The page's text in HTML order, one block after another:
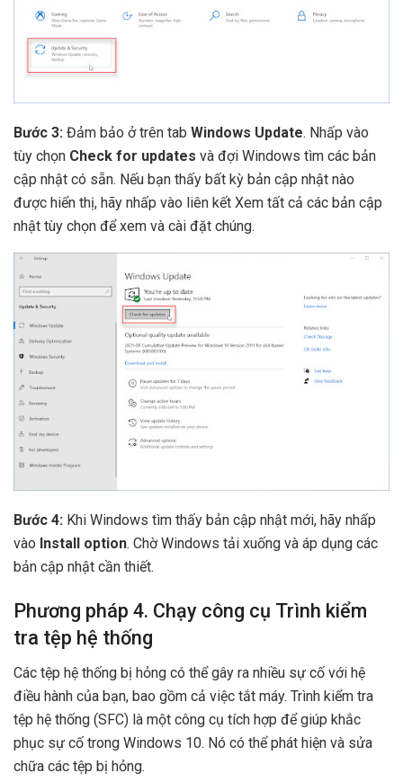
Bước 3: Đảm bảo ở trên tab Windows Update. Nhấp vào
tùy chọn Check for updates và đợi Windows tìm các bản
cập nhật có sẵn. Nếu bạn thấy bất kỳ bản cập nhật nào
được hiển thị, hãy nhấp vào liên kết Xem tất cả các bản cập
nhật tùy chọn để xem và cài đặt chúng.
Bước 4: Khi Windows tìm thấy bản cập nhật mới, hãy nhấp
vào Install option. Chờ Windows tải xuống và áp dụng các
bản cập nhật cần thiết.
Phương pháp 4. Chạy công cụ Trình kiểm
tra tệp hệ thống
Các tệp hệ thống bị hỏng có thể gây ra nhiều sự cố với hệ
điều hành của bạn, bao gồm cả việc tắt máy. Trình kiểm tra
tệp hệ thống (SFC) là một công cụ tích hợp để giúp khắc
phục sự cố trong Windows 10. Nó có thể phát hiện và sửa
chữa các tệp bị hỏng.